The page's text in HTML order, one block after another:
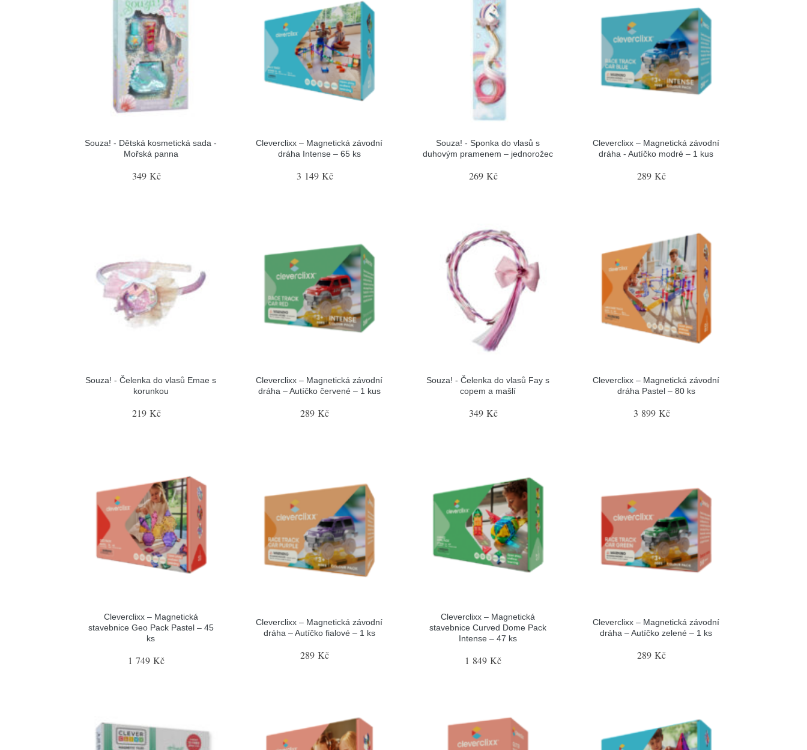
Souza! - Dětská kosmetická sada -
Mořská panna
349 Kč
Cleverclixx – Magnetická závodní
dráha Intense – 65 ks
3 149 Kč
Souza! - Sponka do vlasů s
duhovým pramenem – jednorožec
269 Kč
Cleverclixx – Magnetická závodní
dráha - Autíčko modré – 1 kus
289 Kč
Souza! - Čelenka do vlasů Emae s
korunkou
219 Kč
Cleverclixx – Magnetická závodní
dráha – Autíčko červené – 1 kus
289 Kč
Souza! - Čelenka do vlasů Fay s
copem a mašlí
349 Kč
Cleverclixx – Magnetická závodní
dráha Pastel – 80 ks
3 899 Kč
Cleverclixx – Magnetická
stavebnice Geo Pack Pastel – 45
ks
1 749 Kč
Cleverclixx – Magnetická závodní
dráha – Autíčko fialové – 1 ks
289 Kč
Cleverclixx – Magnetická
stavebnice Curved Dome Pack
Intense – 47 ks
1 849 Kč
Cleverclixx – Magnetická závodní
dráha – Autíčko zelené – 1 ks
289 Kč